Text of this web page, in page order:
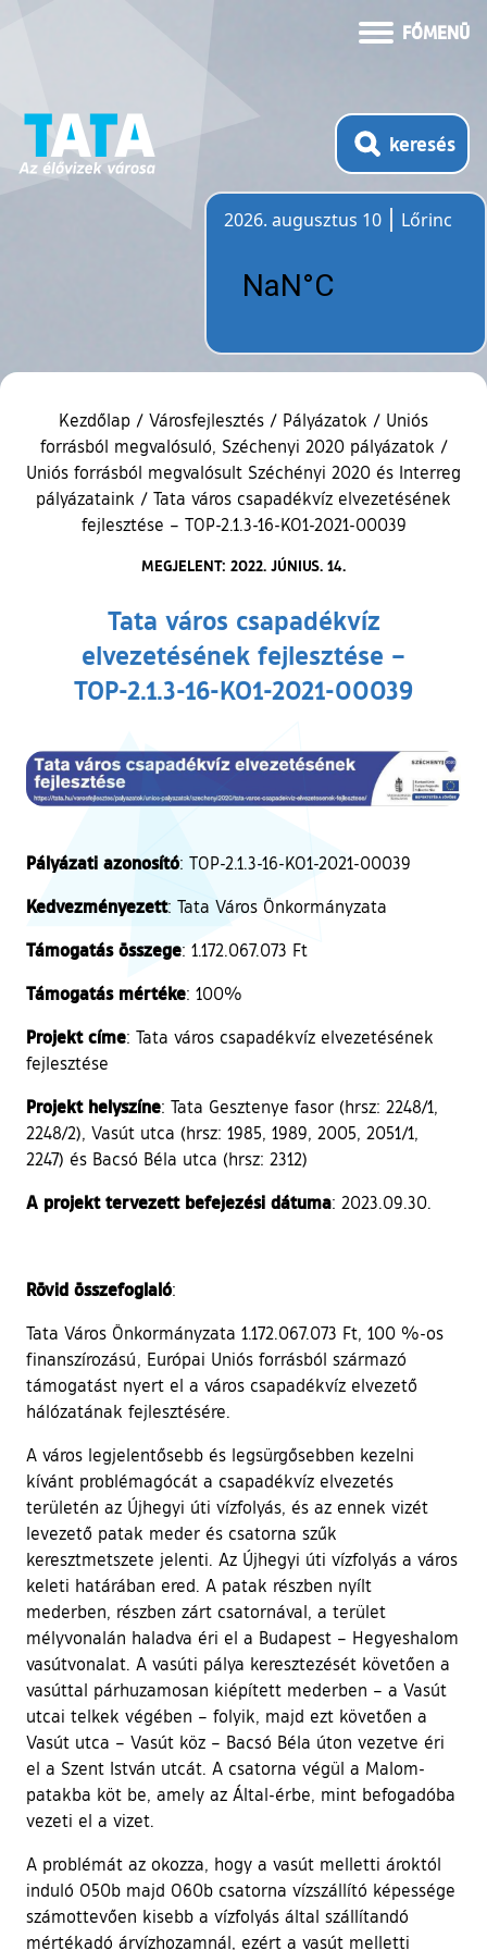
FŐMENÜ
keresés
2026. augusztus 10
Lőrinc
Kezdőlap / Városfejlesztés / Pályázatok / Uniós
forrásból megvalósuló, Széchenyi 2020 pályázatok /
Uniós forrásból megvalósult Széchényi 2020 és Interreg
pályázataink / Tata város csapadékvíz elvezetésének
fejlesztése – TOP-2.1.3-16-KO1-2021-00039
MEGJELENT: 2022. JÚNIUS. 14.
Tata város csapadékvíz
elvezetésének fejlesztése –
TOP-2.1.3-16-KO1-2021-00039
Pályázati azonosító: TOP-2.1.3-16-KO1-2021-00039
Kedvezményezett: Tata Város Önkormányzata
Támogatás összege: 1.172.067.073 Ft
Támogatás mértéke: 100%
Projekt címe: Tata város csapadékvíz elvezetésének
fejlesztése
Projekt helyszíne: Tata Gesztenye fasor (hrsz: 2248/1,
2248/2), Vasút utca (hrsz: 1985, 1989, 2005, 2051/1,
2247) és Bacsó Béla utca (hrsz: 2312)
A projekt tervezett befejezési dátuma: 2023.09.30.
Rövid összefoglaló:
Tata Város Önkormányzata 1.172.067.073 Ft, 100 %-os
finanszírozású, Európai Uniós forrásból származó
támogatást nyert el a város csapadékvíz elvezető
hálózatának fejlesztésére.
A város legjelentősebb és legsürgősebben kezelni
kívánt problémagócát a csapadékvíz elvezetés
területén az Újhegyi úti vízfolyás, és az ennek vizét
levezető patak meder és csatorna szűk
keresztmetszete jelenti. Az Újhegyi úti vízfolyás a város
keleti határában ered. A patak részben nyílt
mederben, részben zárt csatornával, a terület
mélyvonalán haladva éri el a Budapest – Hegyeshalom
vasútvonalat. A vasúti pálya keresztezését követően a
vasúttal párhuzamosan kiépített mederben – a Vasút
utcai telkek végében – folyik, majd ezt követően a
Vasút utca – Vasút köz – Bacsó Béla úton vezetve éri
el a Szent István utcát. A csatorna végül a Malom-
patakba köt be, amely az Által-érbe, mint befogadóba
vezeti el a vizet.
A problémát az okozza, hogy a vasút melletti ároktól
induló O50b majd O60b csatorna vízszállító képessége
számottevően kisebb a vízfolyás által szállítandó
mértékadó árvízhozamnál, ezért a vasút melletti